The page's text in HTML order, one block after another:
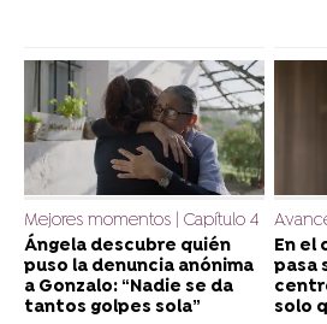
Mejores momentos | Capítulo 4
Ángela descubre quién
puso la denuncia anónima
a Gonzalo: “Nadie se da
tantos golpes sola”
En el
pasa
solo